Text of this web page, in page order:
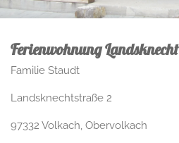
Ferienwohnung Landsknecht
Familie Staudt
Landsknechtstraße 2
97332 Volkach, Obervolkach